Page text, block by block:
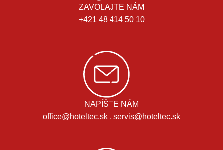
ZAVOLAJTE NÁM
+421 48 414 50 10
NAPÍŠTE NÁM
office@hoteltec.sk , servis@hoteltec.sk